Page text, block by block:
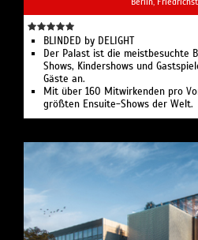
BLINDED by DELIGHT
Der Palast ist die meistbesuchte
Shows, Kindershows und
Gäste an.
Mit über 160 Mitwirkenden pro
größten Ensuite-Shows der Welt.